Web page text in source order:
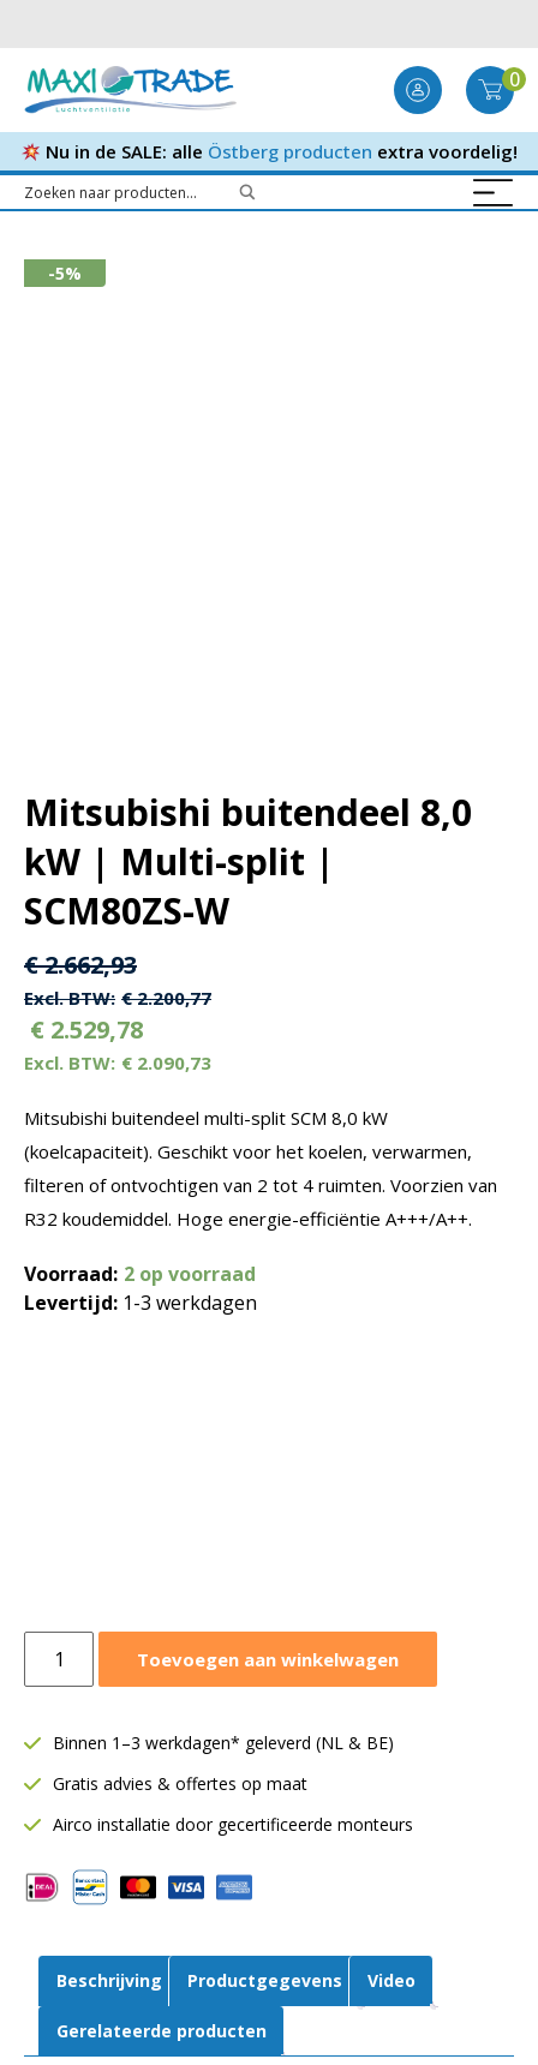
0
Nu in de SALE: alle Östberg producten extra voordelig!
-5%
Mitsubishi buitendeel 8,0
kW | Multi-split |
SCM80ZS-W
Oorspronkelijke
prijs
was:
€ 2.662,93.
€2.662,93Huidige
prijs
is:
€ 2.662,93.
€2.200,77
€ 2.529,78
€ 2.090,73
Mitsubishi buitendeel multi-split SCM 8,0 kW
(koelcapaciteit). Geschikt voor het koelen, verwarmen,
filteren of ontvochtigen van 2 tot 4 ruimten. Voorzien van
R32 koudemiddel. Hoge energie-efficiëntie A+++/A++.
Voorraad: 2 op voorraad
Levertijd: 1-3 werkdagen
buitendeel
kW
Multi-
split
SCM80ZS-
W
Toevoegen aan winkelwagen
Binnen 1–3 werkdagen* geleverd (NL & BE)
Gratis advies & offertes op maat
Airco installatie door gecertificeerde monteurs
Beschrijving Productgegevens Video
Gerelateerde producten